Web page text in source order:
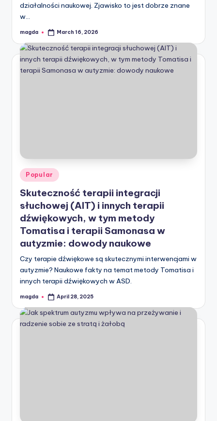
działalności naukowej. Zjawisko to jest dobrze znane
w…
Posted
magda March 16, 2026
Posted
in
Popular
Skuteczność terapii integracji
słuchowej (AIT) i innych terapii
dźwiękowych, w tym metody
Tomatisa i terapii Samonasa w
autyzmie: dowody naukowe
Czy terapie dźwiękowe są skutecznymi interwencjami w
autyzmie? Naukowe fakty na temat metody Tomatisa i
innych terapii dźwiękowych w ASD.
Posted
magda April 28, 2025